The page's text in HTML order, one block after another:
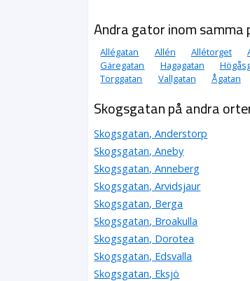
Andra gator inom samma
Allégatan Allén Allétorget
Gäregatan
Hagagatan
Torggatan
Vallgatan Ågatan
Skogsgatan på andra
Skogsgatan, Anderstorp
Skogsgatan, Aneby
Skogsgatan, Anneberg
Skogsgatan, Arvidsjaur
Skogsgatan, Berga
Skogsgatan, Broakulla
Skogsgatan, Dorotea
Skogsgatan, Edsvalla
Skogsgatan, Eksjö